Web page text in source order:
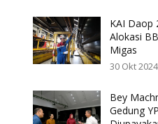
KAI Daop
Alokasi
Migas
30 Okt 2024
Bey
Gedung